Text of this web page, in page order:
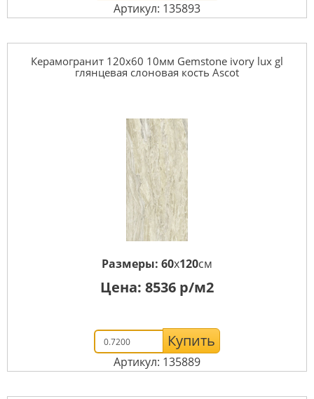
Артикул: 135893
Керамогранит 120x60 10мм Gemstone ivory lux gl
глянцевая слоновая кость Ascot
Размеры: 60x120см
Цена: 8536 р/м2
Купить
Артикул: 135889